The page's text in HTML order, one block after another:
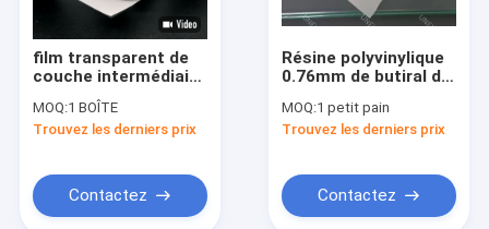
film transparent de
couche intermédiaire
de 1.52mm Pvb pour
construire les verres
de sûreté stratifiés
MOQ:1 BOÎTE
Trouvez les derniers prix
Contactez
Résine polyvinylique
0.76mm de butiral de
intermédiaire du
verre feuilleté PVB
MOQ:1 petit pain
Trouvez les derniers prix
Contactez